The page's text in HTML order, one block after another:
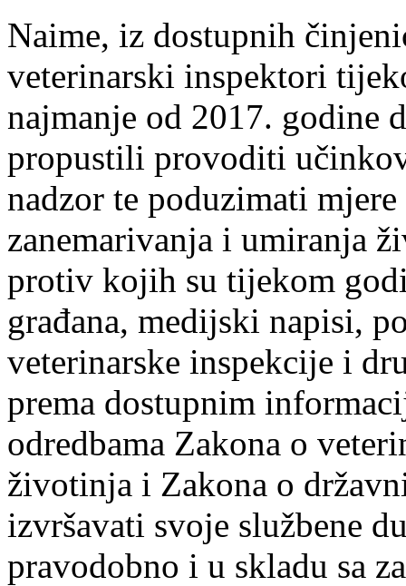
Naime, iz dostupnih
veterinarski inspektori
najmanje od 2017. godine
propustili provoditi
nadzor te poduzimati
zanemarivanja i umiranja
protiv kojih su tijekom
građana, medijski napisi,
veterinarske inspekcije i
prema dostupnim
odredbama Zakona o
životinja i Zakona o
izvršavati svoje službene
pravodobno i u skladu sa